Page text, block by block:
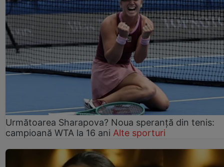
Următoarea Sharapova? Noua speranță din tenis:
campioană WTA la 16 ani Alte sporturi